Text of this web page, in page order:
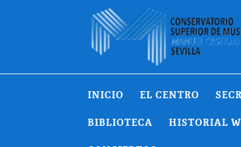
INICIO EL CENTRO
BIBLIOTECA HISTORIAL